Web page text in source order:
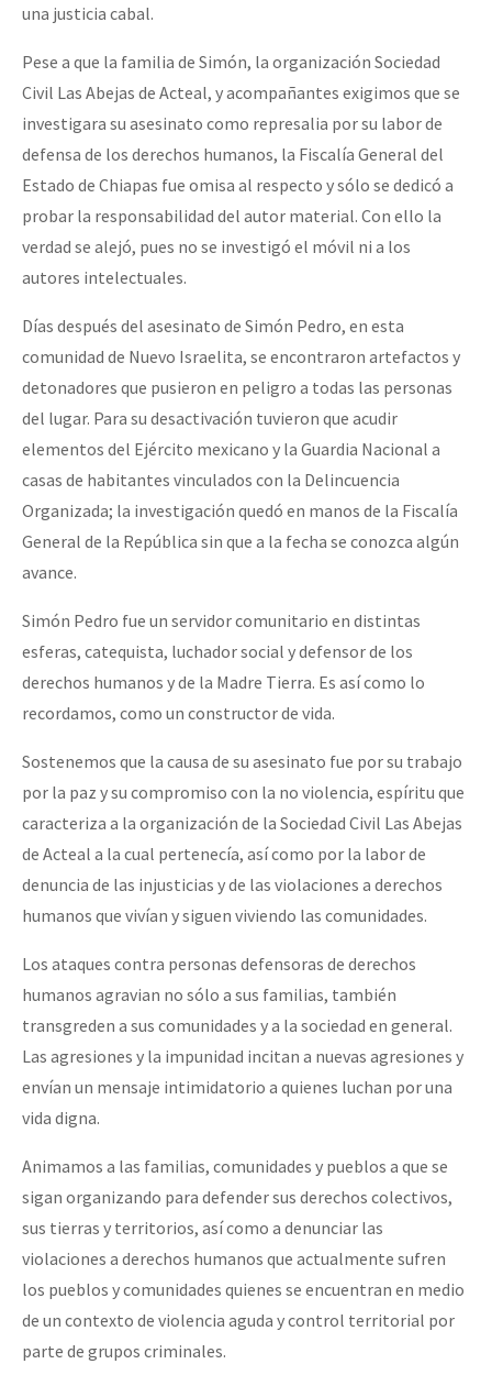
una justicia cabal.
Pese a que la familia de Simón, la organización Sociedad
Civil Las Abejas de Acteal, y acompañantes exigimos que se
investigara su asesinato como represalia por su labor de
defensa de los derechos humanos, la Fiscalía General del
Estado de Chiapas fue omisa al respecto y sólo se dedicó a
probar la responsabilidad del autor material. Con ello la
verdad se alejó, pues no se investigó el móvil ni a los
autores intelectuales.
Días después del asesinato de Simón Pedro, en esta
comunidad de Nuevo Israelita, se encontraron artefactos y
detonadores que pusieron en peligro a todas las personas
del lugar. Para su desactivación tuvieron que acudir
elementos del Ejército mexicano y la Guardia Nacional a
casas de habitantes vinculados con la Delincuencia
Organizada; la investigación quedó en manos de la Fiscalía
General de la República sin que a la fecha se conozca algún
avance.
Simón Pedro fue un servidor comunitario en distintas
esferas, catequista, luchador social y defensor de los
derechos humanos y de la Madre Tierra. Es así como lo
recordamos, como un constructor de vida.
Sostenemos que la causa de su asesinato fue por su trabajo
por la paz y su compromiso con la no violencia, espíritu que
caracteriza a la organización de la Sociedad Civil Las Abejas
de Acteal a la cual pertenecía, así como por la labor de
denuncia de las injusticias y de las violaciones a derechos
humanos que vivían y siguen viviendo las comunidades.
Los ataques contra personas defensoras de derechos
humanos agravian no sólo a sus familias, también
transgreden a sus comunidades y a la sociedad en general.
Las agresiones y la impunidad incitan a nuevas agresiones y
envían un mensaje intimidatorio a quienes luchan por una
vida digna.
Animamos a las familias, comunidades y pueblos a que se
sigan organizando para defender sus derechos colectivos,
sus tierras y territorios, así como a denunciar las
violaciones a derechos humanos que actualmente sufren
los pueblos y comunidades quienes se encuentran en medio
de un contexto de violencia aguda y control territorial por
parte de grupos criminales.